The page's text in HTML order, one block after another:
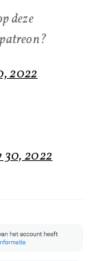
deze
2022
30, 2022